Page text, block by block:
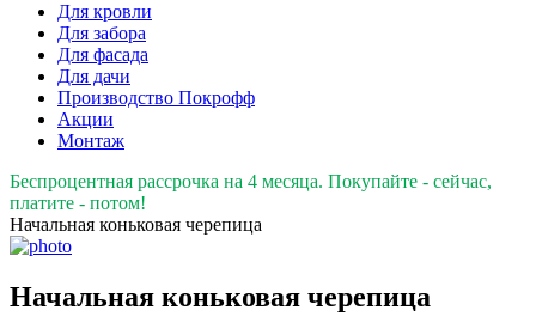
Для кровли
Для забора
Для фасада
Для дачи
Производство Покрофф
Акции
Монтаж
Беспроцентная рассрочка на 4 месяца. Покупайте - сейчас,
платите - потом!
Начальная коньковая черепица
Начальная коньковая черепица